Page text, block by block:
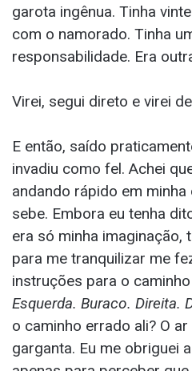
garota ingênua. Tinha
com o namorado. Tinha
responsabilidade. Era
Virei, segui direto e virei
E então, saído
invadiu como fel. Achei
andando rápido em
sebe. Embora eu tenha
era só minha imaginação,
para me tranquilizar me
instruções para o
Esquerda. Buraco. Direita.
o caminho errado ali? O
garganta. Eu me obriguei